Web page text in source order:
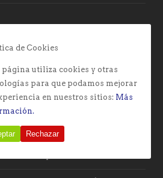
toque vanguardista
BARBERÍA
barba a partir de ahora
de Cookies
página utiliza cookies y otras
para que podamos mejorar
en nuestros sitios: Más
Rechazar